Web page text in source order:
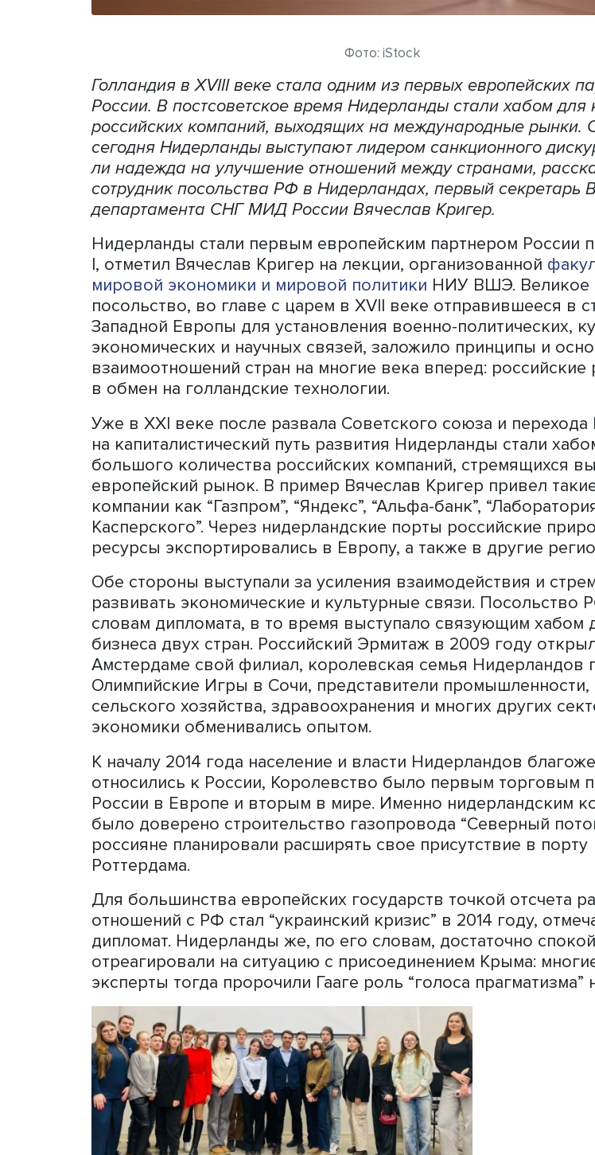
Фото: iStock
Голландия в XVIII веке стала одним из первых
России. В постсоветское время Нидерланды стали
российских компаний, выходящих на
сегодня Нидерланды выступают лидером
ли надежда на улучшение отношений между
сотрудник посольства РФ в Нидерландах, первый
департамента СНГ МИД России Вячеслав Кригер.
Нидерланды стали первым европейским партнером
I, отметил Вячеслав Кригер на лекции,
мировой экономики и мировой политикиНИУ ВШЭ.
посольство, во главе с царем в XVII веке
Западной Европы для установления военно-
экономических и научных связей, заложило
взаимоотношений стран на многие века вперед:
в обмен на голландские технологии.
Уже в XXI веке после развала Советского союза и
на капиталистический путь развития Нидерланды
большого количества российских компаний,
европейский рынок. В пример Вячеслав Кригер
компании как “Газпром”, “Яндекс”, “Альфа-банк”,
ресурсы экспортировались в Европу, а также в
Обе стороны выступали за усиления
развивать экономические и культурные связи.
словам дипломата, в то время выступало
бизнеса двух стран. Российский Эрмитаж в 2009
Амстердаме свой филиал, королевская семья
Олимпийские Игры в Сочи, представители
сельского хозяйства, здравоохранения и многих
экономики обменивались опытом.
К началу 2014 года население и власти
относились к России, Королевство было первым
России в Европе и вторым в мире. Именно
было доверено строительство газопровода
россияне планировали расширять свое присутствие
Роттердама.